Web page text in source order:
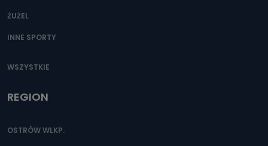
ŻUŻEL
INNE SPORTY
WSZYSTKIE
REGION
OSTRÓW WLKP.